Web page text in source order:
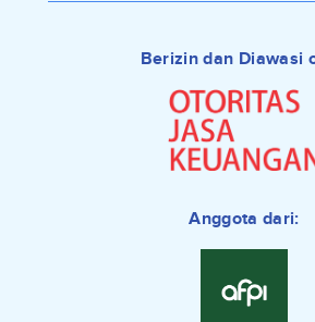
Berizin dan Diawasi
Anggota dari: